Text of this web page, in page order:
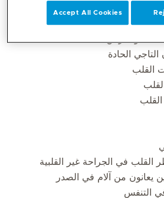
الحادة
القلب
القلب في الجراحة غير القلبية
يعانون من آلام في الصدر
التنفس
Accept All Cookies